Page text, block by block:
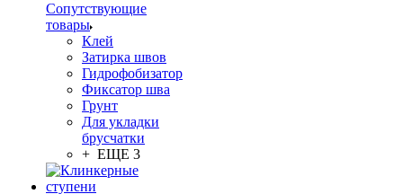
Сопутствующие
товары
Клей
Затирка швов
Гидрофобизатор
Фиксатор шва
Грунт
Для укладки
брусчатки
+ ЕЩЕ 3